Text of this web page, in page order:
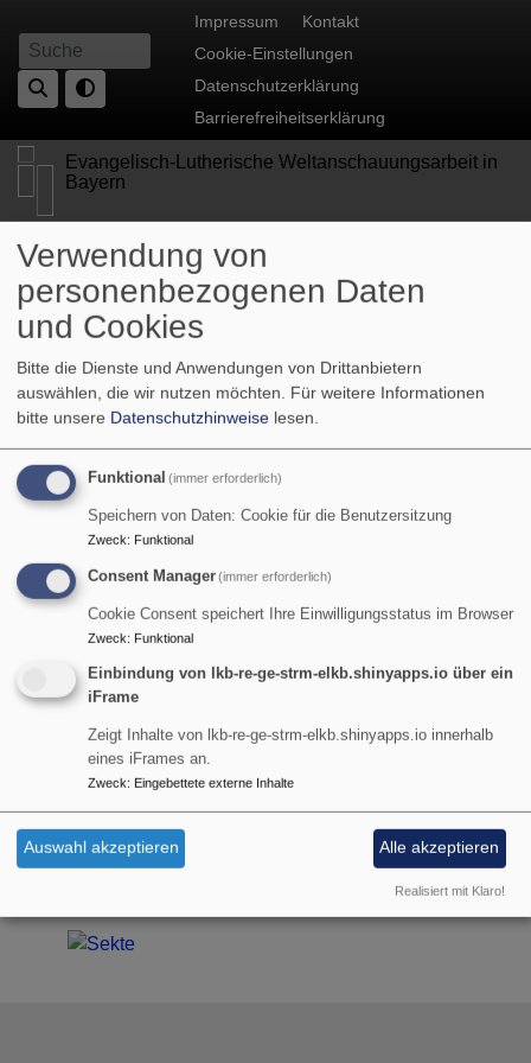
zum
Inhalt
Suche
Fußbereichsmenü
Impressum
Kontakt
Cookie-Einstellungen
Datenschutzerklärung
Barrierefreiheitserklärung
Evangelisch-Lutherische Weltanschauungsarbeit in
Bayern
Hauptnavigation
Breadcrumb
Ist das eine Sekte?
Jeder Mensch ist in seiner eigenen Bubble.
Sie bildet eine Art Vakuum, für das, was uns fehlt.
So wie bei Till, Rike, Jan, Aliyah, Lena und Haru.
Verwendung von
personenbezogenen Daten
und Cookies
Bitte die Dienste und Anwendungen von Drittanbietern
auswählen, die wir nutzen möchten. Für weitere Informationen
bitte unsere Datenschutzhinweise lesen.
Funktional (immer erforderlich)
Speichern von Daten: Cookie für die Benutzersitzung
Zweck: Funktional
Consent Manager(immer erforderlich)
Cookie Consent speichert Ihre Einwilligungsstatus im Browser
Zweck: Funktional
Einbindung von lkb-re-ge-strm-elkb.shinyapps.io über ein
iFrame
Zeigt Inhalte von lkb-re-ge-strm-elkb.shinyapps.io innerhalb
eines iFrames an.
Zweck: Eingebettete externe Inhalte
Auswahl akzeptieren Alle akzeptieren
Realisiert mit Klaro!